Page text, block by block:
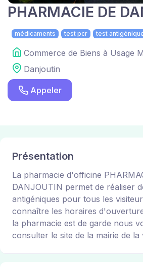
PHARMACIE DE
médicaments test pcr test
Commerce de Biens à Usage
Danjoutin
Appeler
Présentation
La pharmacie d'officine
DANJOUTIN permet de réaliser
antigéniques pour tous les
connaître les horaires
la pharmacie est de garde nous
consulter le site de la mairie de la